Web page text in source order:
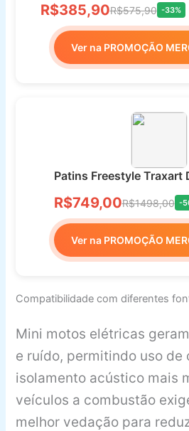
R$385,90R$575,90 -33%
Ver na PROMOÇÃO
Patins Freestyle Traxart
R$749,00R$1498,00 -
Ver na PROMOÇÃO
Compatibilidade com diferentes
Mini motos elétricas
e ruído, permitindo uso de
isolamento acústico mais
veículos a combustão
melhor vedação para